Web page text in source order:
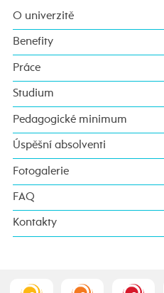
O univerzitě
Benefity
Práce
Studium
Pedagogické minimum
Úspěšní absolventi
Fotogalerie
FAQ
Kontakty